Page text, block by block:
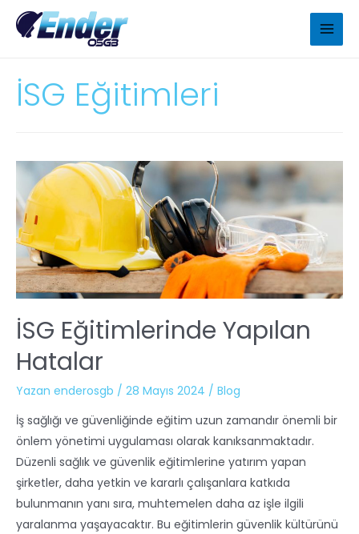
İSG Eğitimleri
İSG Eğitimlerinde Yapılan
Hatalar
Yazan enderosgb / 28 Mayıs 2024 / Blog
İş sağlığı ve güvenliğinde eğitim uzun zamandır önemli bir
önlem yönetimi uygulaması olarak kanıksanmaktadır.
Düzenli sağlık ve güvenlik eğitimlerine yatırım yapan
şirketler, daha yetkin ve kararlı çalışanlara katkıda
bulunmanın yanı sıra, muhtemelen daha az işle ilgili
yaralanma yaşayacaktır. Bu eğitimlerin güvenlik kültürünü